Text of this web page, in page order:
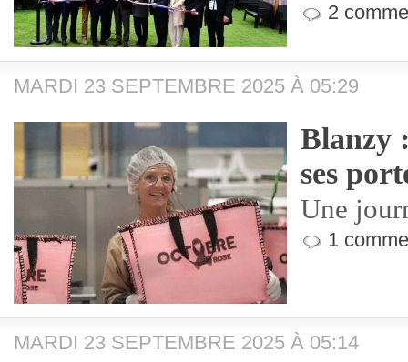
2
MARDI 23 SEPTEMBRE 2025 À 05:29
Blanzy
ses
Une
1
MARDI 23 SEPTEMBRE 2025 À 05:14